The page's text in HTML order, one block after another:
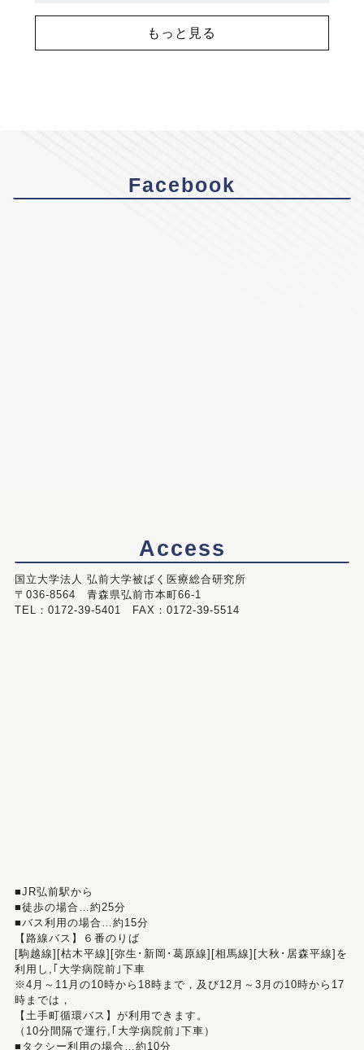
もっと見る
Facebook
Access
国立大学法人 弘前大学被ばく医療総合研究所
〒036-8564 青森県弘前市本町66-1
TEL：0172-39-5401 FAX：0172-39-5514
■JR弘前駅から
■徒歩の場合…約25分
■バス利用の場合…約15分
【路線バス】６番のりば
[駒越線][枯木平線][弥生･新岡･葛原線][相馬線][大秋･居森平線]を
利用し,｢大学病院前｣下車
※4月～11月の10時から18時まで，及び12月～3月の10時から17
時までは，
【土手町循環バス】が利用できます。
（10分間隔で運行,｢大学病院前｣下車）
■タクシー利用の場合…約10分